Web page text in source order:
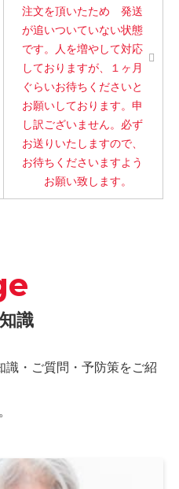
注文を頂いたため 発送
が追いついていない状態
です。人を増やして対応
しておりますが、１ヶ月
ぐらいお待ちくださいと
お願いしております。申
し訳ございません。必ず
お送りいたしますので、
お待ちくださいますよう
お願い致します。
識
・ご質問・予防策をご紹